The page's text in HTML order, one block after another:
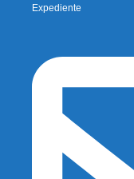
Expediente